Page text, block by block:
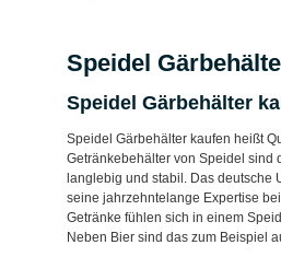
Speidel
Speidel Gärbehälter
Speidel Gärbehälter kaufen heißt
Getränkebehälter von Speidel sind
langlebig und stabil. Das deutsche
seine jahrzehntelange Expertise
Getränke fühlen sich in einem
Neben Bier sind das zum Beispiel